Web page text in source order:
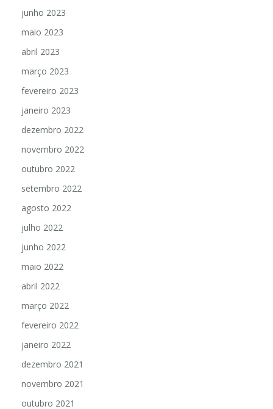
junho 2023
maio 2023
abril 2023
março 2023
fevereiro 2023
janeiro 2023
dezembro 2022
novembro 2022
outubro 2022
setembro 2022
agosto 2022
julho 2022
junho 2022
maio 2022
abril 2022
março 2022
fevereiro 2022
janeiro 2022
dezembro 2021
novembro 2021
outubro 2021